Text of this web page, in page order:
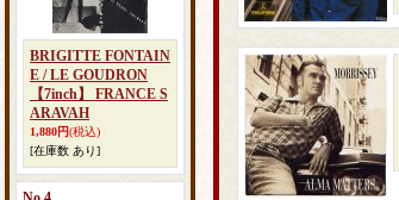
BRIGITTE FONTAIN
E / LE GOUDRON
【7inch】 FRANCE S
ARAVAH
1,880円(税込)
[在庫数 あり]